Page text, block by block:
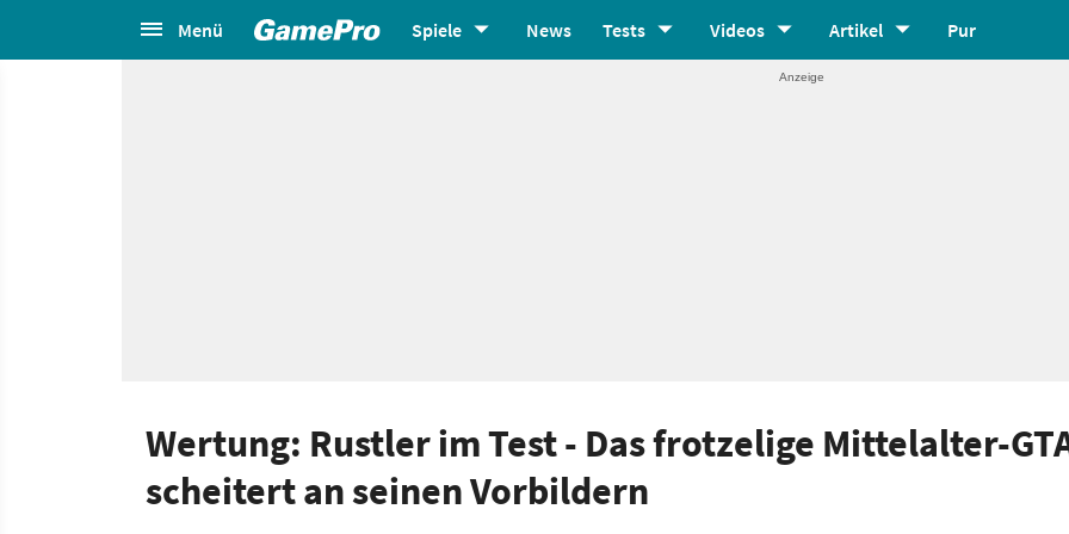
Menü Spiele News Tests Videos Artikel Pur
Wertung: Rustler im Test - Das frotzelige Mittelalter-
scheitert an seinen Vorbildern